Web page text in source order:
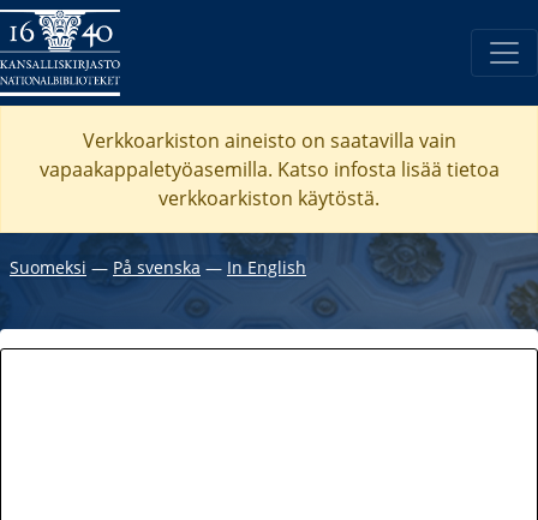
Verkkoarkiston aineisto on saatavilla vain
vapaakappaletyöasemilla. Katso infosta lisää tietoa
verkkoarkiston käytöstä.
Suomeksi ― På svenska ― In English